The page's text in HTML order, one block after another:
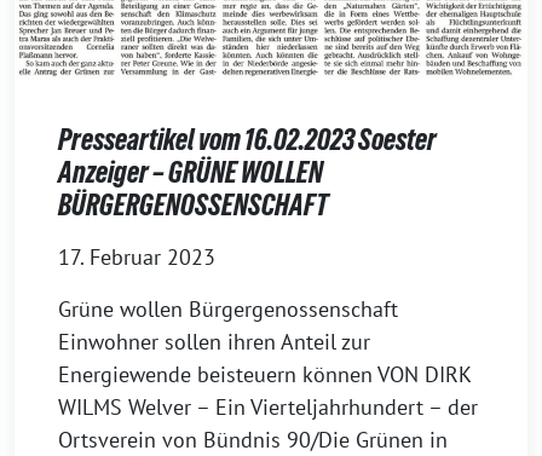
Presseartikel vom 16.02.2023 Soester
Anzeiger – GRÜNE WOLLEN
BÜRGERGENOSSENSCHAFT
17. Februar 2023
Grüne wollen Bürgergenossenschaft
Einwohner sollen ihren Anteil zur
Energiewende beisteuern können VON DIRK
WILMS Welver – Ein Vierteljahrhundert – der
Ortsverein von Bündnis 90/Die Grünen in